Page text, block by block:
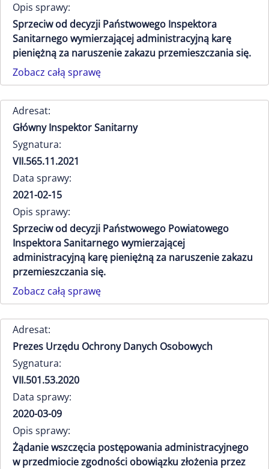
Opis sprawy:
Sprzeciw od decyzji Państwowego Inspektora
Sanitarnego wymierzającej administracyjną karę
pieniężną za naruszenie zakazu przemieszczania się.
Zobacz całą sprawę
Adresat:
Główny Inspektor Sanitarny
Sygnatura:
VII.565.11.2021
Data sprawy:
2021-02-15
Opis sprawy:
Sprzeciw od decyzji Państwowego Powiatowego
Inspektora Sanitarnego wymierzającej
administracyjną karę pieniężną za naruszenie zakazu
przemieszczania się.
Zobacz całą sprawę
Adresat:
Prezes Urzędu Ochrony Danych Osobowych
Sygnatura:
VII.501.53.2020
Data sprawy:
2020-03-09
Opis sprawy:
Żądanie wszczęcia postępowania administracyjnego
w przedmiocie zgodności obowiązku złożenia przez